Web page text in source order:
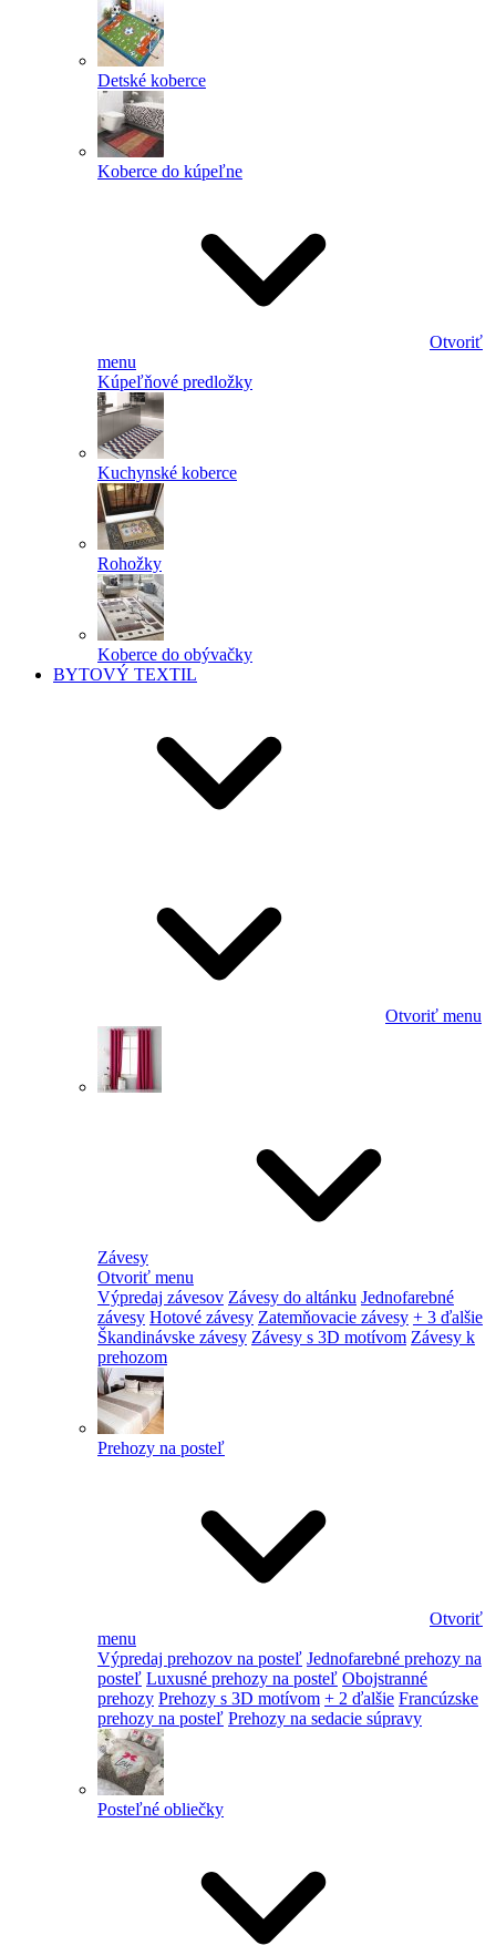
Detské koberce
Koberce do kúpeľne
Otvoriť
menu
Kúpeľňové predložky
Kuchynské koberce
Rohožky
Koberce do obývačky
BYTOVÝ TEXTIL
Otvoriť menu
Závesy
Otvoriť menu
Výpredaj závesov Závesy do altánku Jednofarebné
závesy Hotové závesy Zatemňovacie závesy + 3 ďalšie
Škandinávske závesy Závesy s 3D motívom Závesy k
prehozom
Prehozy na posteľ
Otvoriť
menu
Výpredaj prehozov na posteľ Jednofarebné prehozy na
posteľ Luxusné prehozy na posteľ Obojstranné
prehozy Prehozy s 3D motívom + 2 ďalšie Francúzske
prehozy na posteľ Prehozy na sedacie súpravy
Posteľné obliečky